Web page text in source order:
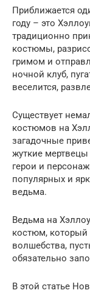
Приближается
году – это
традиционно
костюмы,
гримом и
ночной клуб,
веселится,
Существует
костюмов на
загадочные
жуткие мертвецы
герои и
популярных и
ведьма.
Ведьма на
костюм, который
волшебства,
обязательно
В этой статье